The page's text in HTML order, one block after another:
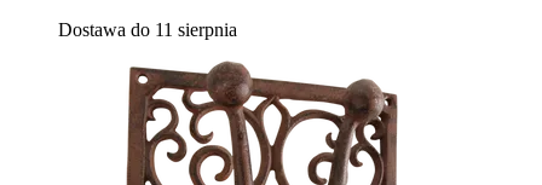
Dostawa do 11 sierpnia